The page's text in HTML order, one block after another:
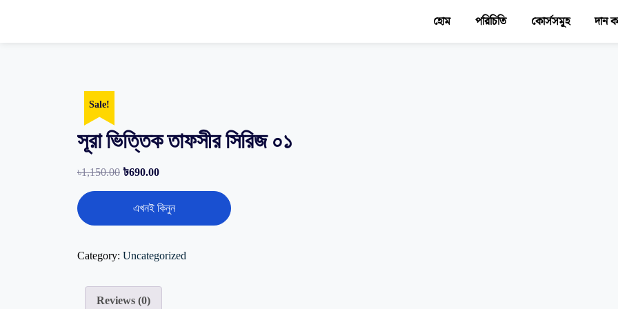
হোম পরিচিতি কোর্সসমূহ দান
Sale!
সূরা ভিত্তিক তাফসীর সিরিজ ০১
৳1,150.00 ৳690.00
এখনই কিনুন
Category: Uncategorized
Reviews (0)